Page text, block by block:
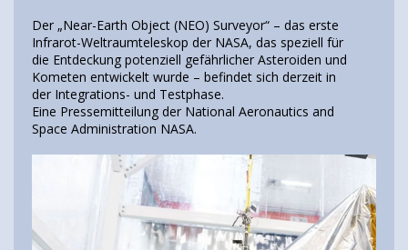
Der „Near-Earth Object (NEO) Surveyor“ – das erste
Infrarot-Weltraumteleskop der NASA, das speziell für
die Entdeckung potenziell gefährlicher Asteroiden und
Kometen entwickelt wurde – befindet sich derzeit in
der Integrations- und Testphase.
Eine Pressemitteilung der National Aeronautics and
Space Administration NASA.